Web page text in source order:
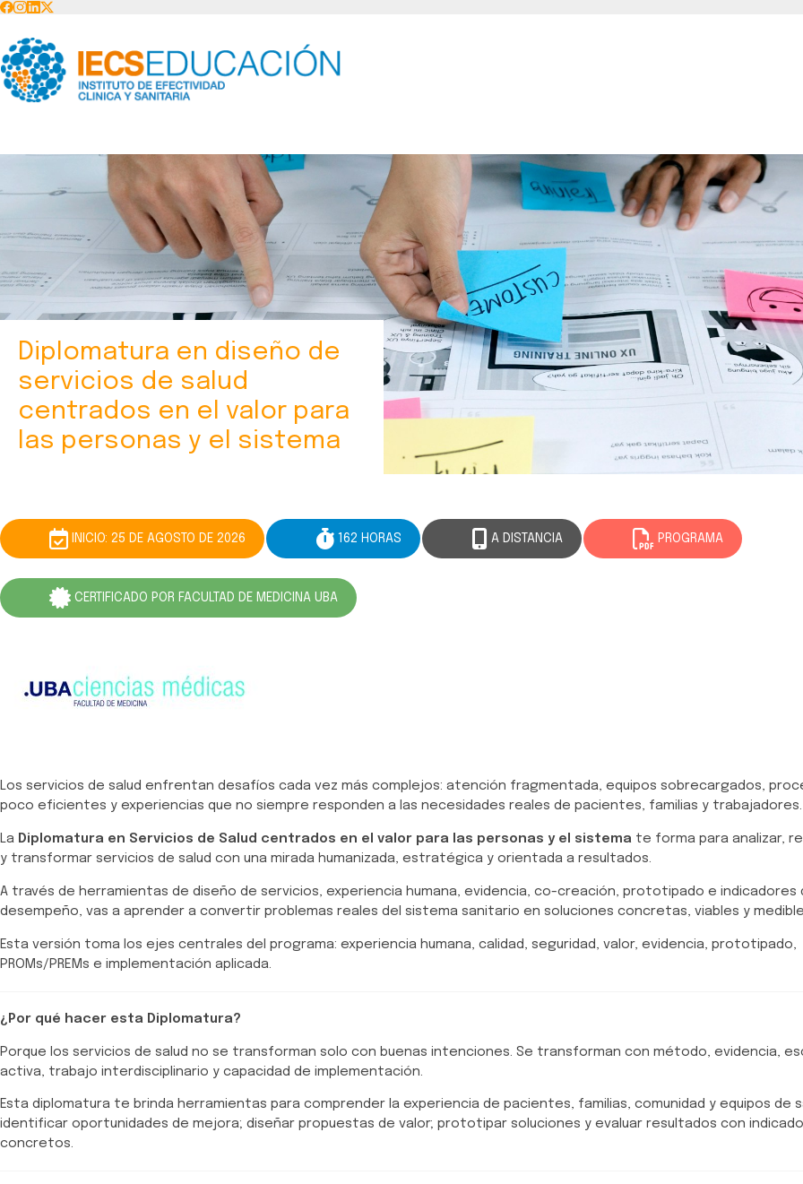
Diplomatura en diseño de
servicios de salud
centrados en el valor para
las personas y el sistema
INICIO: 25 DE AGOSTO DE 2026 162 HORAS A DISTANCIA PROGRAMA
CERTIFICADO POR FACULTAD DE MEDICINA UBA
Los servicios de salud enfrentan desafíos cada vez más complejos: atención fragmentada, equipos sobrecargados,
poco eficientes y experiencias que no siempre responden a las necesidades reales de pacientes, familias y trabajadores.
La Diplomatura en Servicios de Salud centrados en el valor para las personas y el sistema te forma para analizar,
y transformar servicios de salud con una mirada humanizada, estratégica y orientada a resultados.
A través de herramientas de diseño de servicios, experiencia humana, evidencia, co-creación, prototipado e indicadores
desempeño, vas a aprender a convertir problemas reales del sistema sanitario en soluciones concretas, viables y
Esta versión toma los ejes centrales del programa: experiencia humana, calidad, seguridad, valor, evidencia, prototipado,
PROMs/PREMs e implementación aplicada.
¿Por qué hacer esta Diplomatura?
Porque los servicios de salud no se transforman solo con buenas intenciones. Se transforman con método, evidencia,
activa, trabajo interdisciplinario y capacidad de implementación.
Esta diplomatura te brinda herramientas para comprender la experiencia de pacientes, familias, comunidad y equipos de
identificar oportunidades de mejora; diseñar propuestas de valor; prototipar soluciones y evaluar resultados con
concretos.